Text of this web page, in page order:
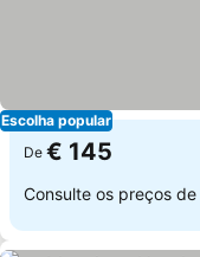
Escolha popular
De € 145
Consulte os preços de